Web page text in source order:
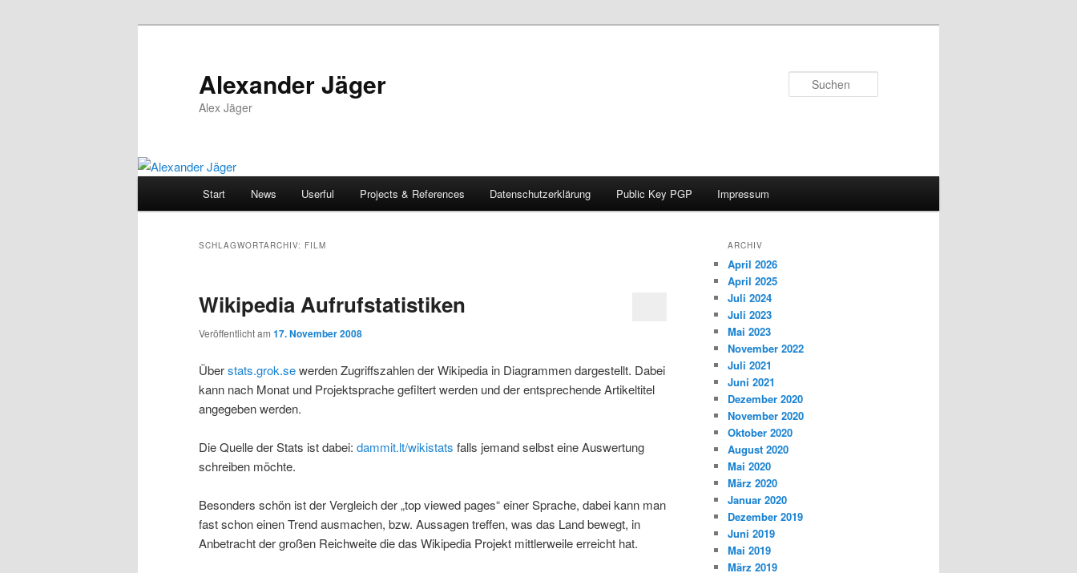
Alexander Jäger
Alex Jäger
Start News Userful Projects & References Datenschutzerklärung Public Key PGP Impressum
SCHLAGWORTARCHIV: FILM
Wikipedia Aufrufstatistiken
Veröffentlicht am 17. November 2008
Überstats.grok.sewerden Zugriffszahlen der Wikipedia in Diagrammen dargestellt. Dabei
kann nach Monat und Projektsprache gefiltert werden und der entsprechende Artikeltitel
angegeben werden.
Die Quelle der Stats ist dabei: dammit.lt/wikistats falls jemand selbst eine Auswertung
schreiben möchte.
Besonders schön ist der Vergleich der „top viewed pages“ einer Sprache, dabei kann man
fast schon einen Trend ausmachen, bzw. Aussagen treffen, was das Land bewegt, in
Anbetracht der großen Reichweite die das Wikipedia Projekt mittlerweile erreicht hat.
ARCHIV
April 2026
April 2025
Juli 2024
Juli 2023
Mai 2023
November 2022
Juli 2021
Juni 2021
Dezember 2020
November 2020
Oktober 2020
August 2020
Mai 2020
März 2020
Januar 2020
Dezember 2019
Juni 2019
Mai 2019
März 2019